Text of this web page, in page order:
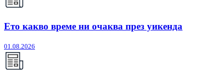
Ето какво време ни очаква през уикенда
01.08.2026